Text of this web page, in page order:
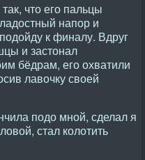
что его пальцы
напор и
к финалу. Вдруг
и застонал
бёдрам, его охватили
лавочку своей
подо мной, сделал я
стал колотить